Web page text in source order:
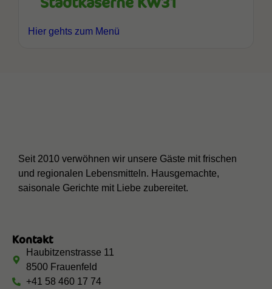
Hier gehts zum Menü
Seit 2010 verwöhnen wir unsere Gäste mit frischen
und regionalen Lebensmitteln. Hausgemachte,
saisonale Gerichte mit Liebe zubereitet.
Kontakt
Haubitzenstrasse 11
8500 Frauenfeld
+41 58 460 17 74